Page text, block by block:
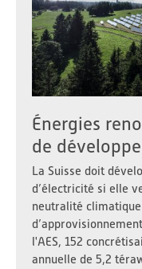
Énergies
de
La Suisse doit
d’électricité si elle
neutralité
l'AES, 152
annuelle de 5,2